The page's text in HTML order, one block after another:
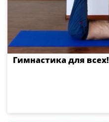
Гимнастика для всех!